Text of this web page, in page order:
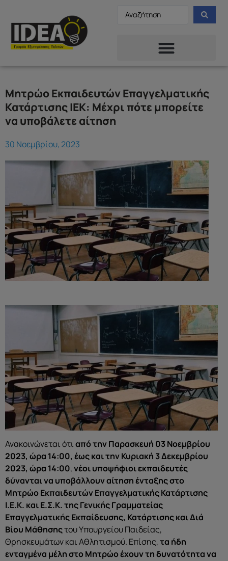
Μητρώο Εκπαιδευτών Επαγγελματικής
Κατάρτισης ΙΕΚ: Μέχρι πότε μπορείτε
να υποβάλετε αίτηση
30 Νοεμβρίου, 2023
Ανακοινώνεται ότιαπό την Παρασκευή 03 Νοεμβρίου
2023, ώρα 14:00, έως και την Κυριακή 3 Δεκεμβρίου
2023, ώρα 14:00,νέοι υποψήφιοι εκπαιδευτές
δύνανται να υποβάλλουν αίτηση ένταξης στο
Μητρώο Εκπαιδευτών Επαγγελματικής Κατάρτισης
Ι.Ε.Κ. και Ε.Σ.Κ. της Γενικής Γραμματείας
Επαγγελματικής Εκπαίδευσης, Κατάρτισης και Διά
Βίου Μάθησηςτου Υπουργείου Παιδείας,
Θρησκευμάτων και Αθλητισμού. Επίσης,τα ήδη
ενταγμένα μέλη στο Μητρώο έχουν τη δυνατότητα να